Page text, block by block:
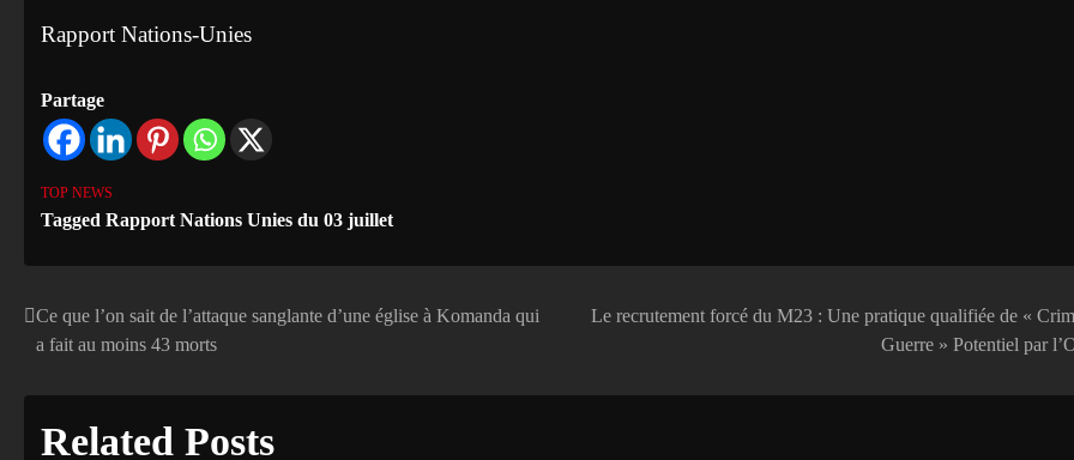
Rapport Nations-Unies
Partage
TOP NEWS
Tagged Rapport Nations Unies du 03 juillet
Navigation
Ce que l’on sait de l’attaque sanglante d’une église à Komanda qui
a fait au moins 43 morts
Le recrutement forcé du M23 : Une pratique qualifiée de «
Guerre » Potentiel par
Related Posts